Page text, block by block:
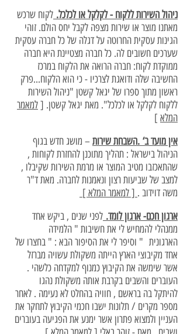
ניהול השירות ללקוח - לקלקל או לכלכל. לקוח שרכש
מאתנו מוצר או שירות מצפה לקבל יחס הולם. זוהי
הגינות עסקית החרוטה על דגלה של כל חברה עסקית
שערכים חשובים לה. כל חברה מצטיינת היא חברה
ממוקדת לקוח: חברה הרואה את הלקוח במרכז
החשיבה שלה ודואגת לצרכיו - כי הוא הלקוח...פרק
ראשון מתוך ספרו של יגאל קשטן "ניהול השירות
ללקוח לקלקל או לכלכל". מאת יגאל קשטן. [למאמר
המלא ]
אין מועד ב‘ .השבחת שירות – מושג חדש בגוף
הניהול בישראל : תהליך מתוכנן להחזרת לקוחות ,
שהתאכזבו מטיב המוצר או מרמת השירות שקיבלו ,
למצב של שביעות רצון ונאמנות לחברה. מאת ד"ר
משה דוידוב . [ למאמר המלא ]
ארגון חכם- ארגון לומד. לפני שנים , ביקש אחד
ממנהלי להמחיש לי את חשיבות " הלמידה
הארגונית " וסיפר לי את הסיפור הבא : " בחצרו של
אחד מקיבוצי הארץ הייתה משקולת עשויה מברזל
אשר שימשה את הקיבוץ כמנוף למקדחה כלשהי .
העוברים והשבים בקרבת אותה משקולת נהגו
להיתקל בה בראשם , חוויה בהחלט לא נעימה . לאחר
מספר מקרים / תלונות ישבו חכמי הקיבוץ לתחקר את
העניין ולמצוא פתרון אשר ימנע את הפגיעה בעוברים